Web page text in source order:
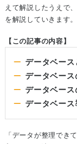
えて解説したうえで
を解説していきます。
【この記事の内容】
データベース
データベー
データベー
データベー
「データが整理でき